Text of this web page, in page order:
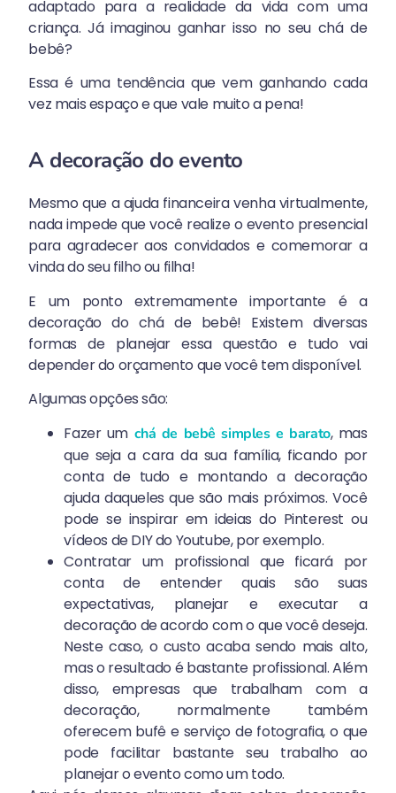
adaptado para a realidade da vida com uma
criança. Já imaginou ganhar isso no seu chá de
bebê?
Essa é uma tendência que vem ganhando cada
vez mais espaço e que vale muito a pena!
A decoração do evento
Mesmo que a ajuda financeira venha virtualmente,
nada impede que você realize o evento presencial
para agradecer aos convidados e comemorar a
vinda do seu filho ou filha!
E um ponto extremamente importante é a
decoração do chá de bebê! Existem diversas
formas de planejar essa questão e tudo vai
depender do orçamento que você tem disponível.
Algumas opções são:
Fazer um chá de bebê simples e barato, mas
que seja a cara da sua família, ficando por
conta de tudo e montando a decoração
ajuda daqueles que são mais próximos. Você
pode se inspirar em ideias do Pinterest ou
vídeos de DIY do Youtube, por exemplo.
Contratar um profissional que ficará por
conta de entender quais são suas
expectativas, planejar e executar a
decoração de acordo com o que você deseja.
Neste caso, o custo acaba sendo mais alto,
mas o resultado é bastante profissional. Além
disso, empresas que trabalham com a
decoração, normalmente também
oferecem bufê e serviço de fotografia, o que
pode facilitar bastante seu trabalho ao
planejar o evento como um todo.